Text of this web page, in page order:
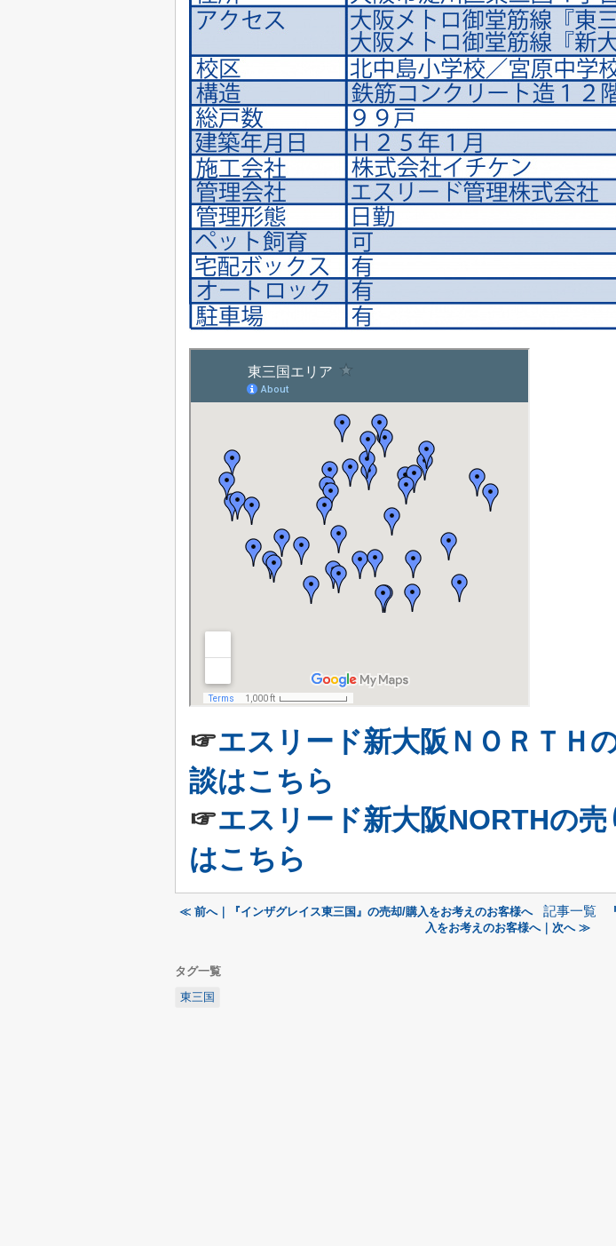
☞エスリード新大阪ＮＯＲＴＨ
談はこちら
☞エスリード新大阪NORTHの
はこちら
≪ 前へ｜『インザグレイス東三国』の売却/購入をお考えのお客様へ 記事一覧
入をお考えのお客様へ｜次へ ≫
タグ一覧
東三国